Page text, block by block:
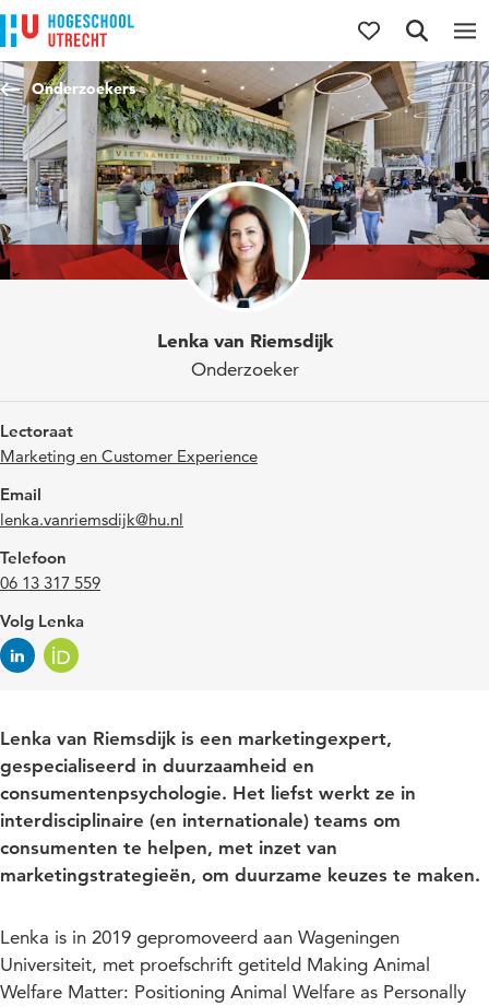
Direct naar de inhoud
Direct naar de hoofdnavigatie
Direct naar de zoekfunctie
Onderzoekers
Lenka van Riemsdijk
Onderzoeker
Lectoraat
Marketing en Customer Experience
Email
lenka.vanriemsdijk@hu.nl
Telefoon
06 13 317 559
Volg Lenka
Lenka van Riemsdijk is een marketingexpert,
gespecialiseerd in duurzaamheid en
consumentenpsychologie. Het liefst werkt ze in
interdisciplinaire (en internationale) teams om
consumenten te helpen, met inzet van
marketingstrategieën, om duurzame keuzes te maken.
Lenka is in 2019 gepromoveerd aan Wageningen
Universiteit, met proefschrift getiteld Making Animal
Welfare Matter: Positioning Animal Welfare as Personally